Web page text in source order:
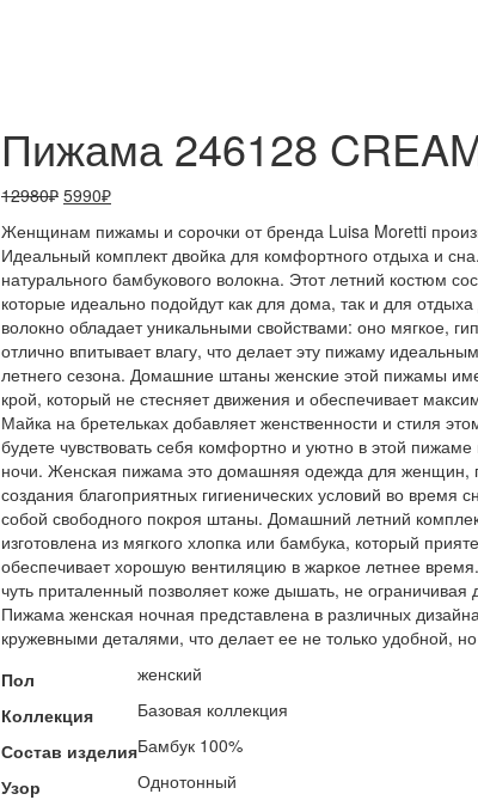
Пижама 246128
12980₽ Первоначальная
составляла
12980₽.
5990₽Текущая
5990₽.
Женщинам пижамы и сорочки от бренда Luisa Moretti
Идеальный комплект двойка для комфортного отдыха и
натурального бамбукового волокна. Этот летний костюм
которые идеально подойдут как для дома, так и для
волокно обладает уникальными свойствами: оно мягкое,
отлично впитывает влагу, что делает эту пижаму
летнего сезона. Домашние штаны женские этой пижамы
крой, который не стесняет движения и обеспечивает
Майка на бретельках добавляет женственности и стиля
будете чувствовать себя комфортно и уютно в этой
ночи. Женская пижама это домашняя одежда для женщин,
создания благоприятных гигиенических условий во время
собой свободного покроя штаны. Домашний летний
изготовлена из мягкого хлопка или бамбука, который
обеспечивает хорошую вентиляцию в жаркое летнее
чуть приталенный позволяет коже дышать, не ограничивая
Пижама женская ночная представлена в различных
кружевными деталями, что делает ее не только удобной,
Пол
женский
Коллекция
Базовая коллекция
Состав изделияБамбук 100%
Узор
Однотонный